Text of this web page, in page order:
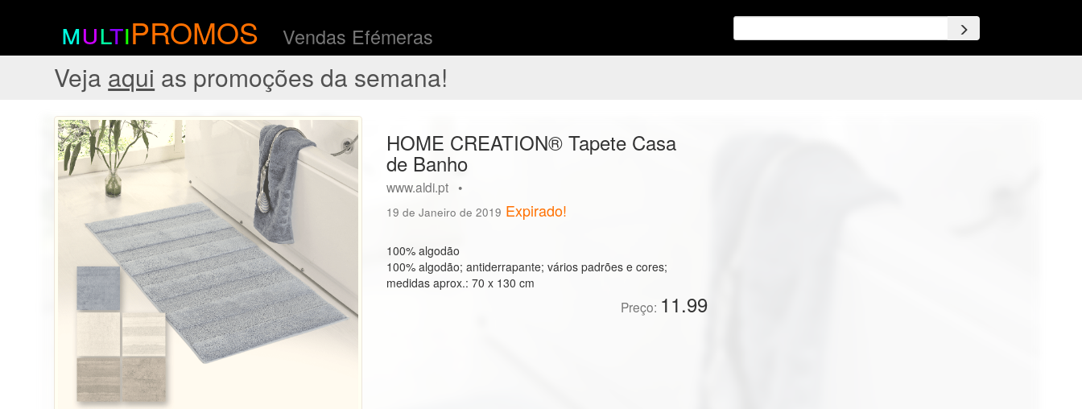
multiPROMOS Vendas Efémeras
Veja aqui as promoções da semana!
HOME CREATION® Tapete Casa
de Banho
www.aldi.pt •
19 de Janeiro de 2019 Expirado!
100% algodão
100% algodão; antiderrapante; vários padrões e cores;
medidas aprox.: 70 x 130 cm
Preço: 11.99